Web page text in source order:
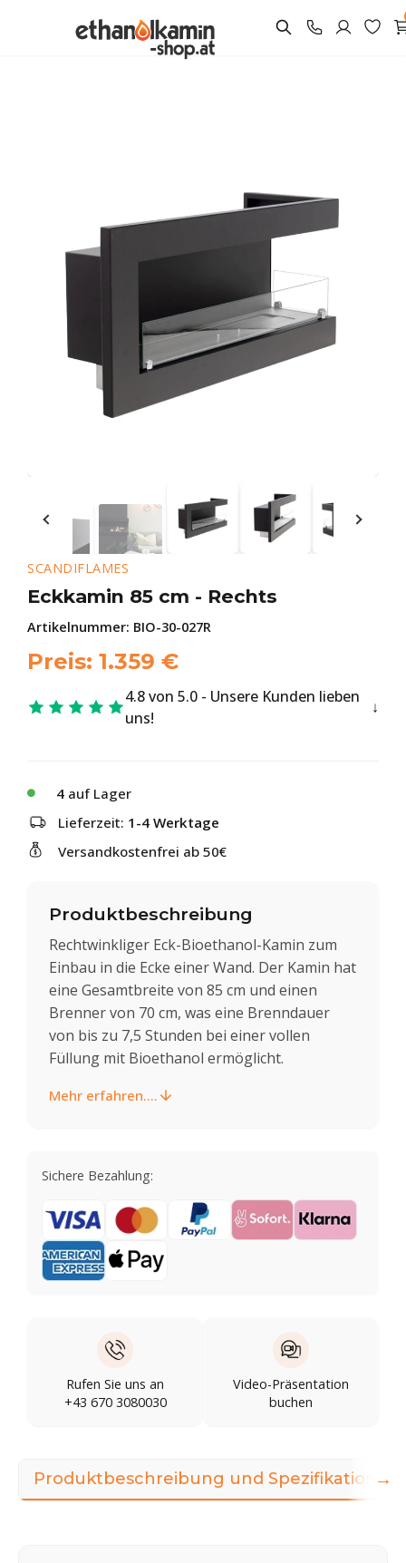
SCANDIFLAMES
Eckkamin 85 cm - Rechts
Artikelnummer: BIO-30-027R
Preis: 1.359 €
4.8 von 5.0 - Unsere Kunden lieben
uns!
4 auf Lager
Lieferzeit: 1-4 Werktage
Versandkostenfrei ab 50€
Produktbeschreibung
Rechtwinkliger Eck-Bioethanol-Kamin zum
Einbau in die Ecke einer Wand. Der Kamin hat
eine Gesamtbreite von 85 cm und einen
Brenner von 70 cm, was eine Brenndauer
von bis zu 7,5 Stunden bei einer vollen
Füllung mit Bioethanol ermöglicht.
Mehr erfahren....
Sichere Bezahlung:
Rufen Sie uns an
+43 670 3080030
Video-Präsentation
buchen
Produktbeschreibung und Spezifikationen
→